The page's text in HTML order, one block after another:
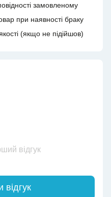
замовленому
при наявності браку
(якщо не підійшов)
відгук
відгук